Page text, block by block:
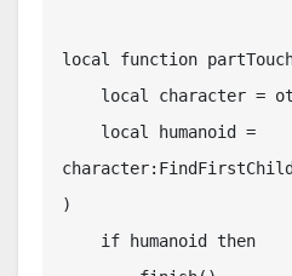
local function
)